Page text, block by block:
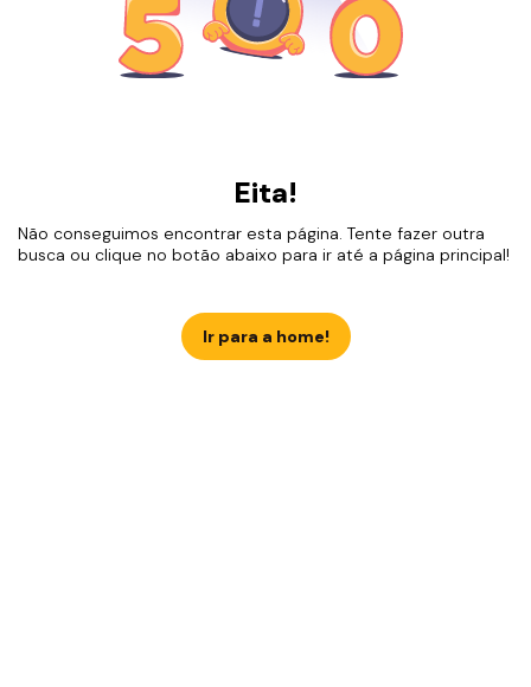
Eita!
Não conseguimos encontrar esta página. Tente fazer outra
busca ou clique no botão abaixo para ir até a página principal!
Ir para a home!